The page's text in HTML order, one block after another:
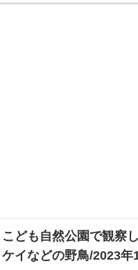
こども自然公園で観察
ケイなどの野鳥/2023年